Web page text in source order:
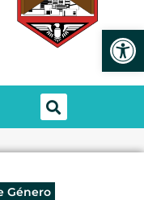
Género